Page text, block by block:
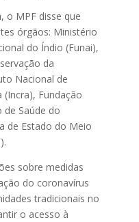
o MPF disse que
órgãos: Ministério
do Índio (Funai),
da
Nacional de
Fundação
de Saúde do
de Estado do Meio
sobre medidas
do coronavírus
tradicionais no
o acesso à